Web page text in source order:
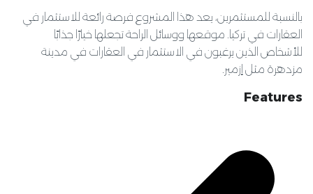
بالنسبة للمستثمرين، يعد هذا المشروع فرصة رائعة للاستثمار في
العقارات في تركيا. موقعها ووسائل الراحة تجعلها خيارًا جذابًا
للأشخاص الذين يرغبون في الاستثمار في العقارات في مدينة
مزدهرة مثل إزمير.
Features